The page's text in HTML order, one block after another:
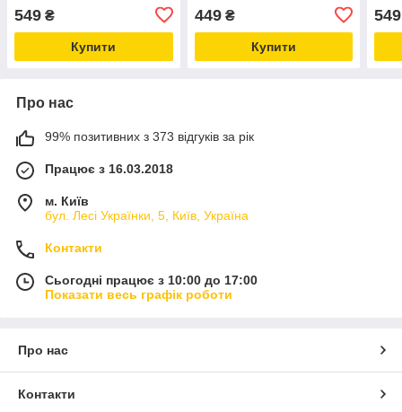
549 ₴
Купити
449₴
Купити
549
Про нас
99% позитивних з 373 відгуків за рік
Працює з 16.03.2018
м. Київ
бул. Лесі Українки, 5, Київ, Україна
Контакти
Сьогодні працює з 10:00 до 17:00
Показати весь графік роботи
Про нас
Контакти